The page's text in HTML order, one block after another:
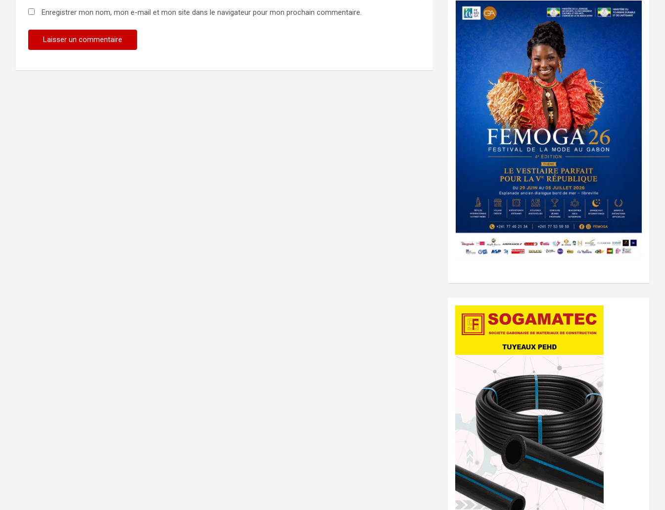
Enregistrer mon nom, mon e-mail et mon site dans le navigateur pour mon prochain commentaire.